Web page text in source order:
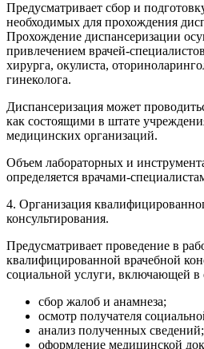
Предусматривает сбор и
необходимых для прохождения
Прохождение диспансеризации
привлечением врачей-
хирурга, окулиста,
гинеколога.
Диспансеризация может
как состоящими в штате
медицинских организаций.
Объем лабораторных и
определяется врачами-
4. Организация
консультирования.
Предусматривает проведение в
квалифицированной врачебной
социальной услуги, включающей в
сбор жалоб и анамнеза;
осмотр получателя
анализ полученных сведений;
оформление медицинской